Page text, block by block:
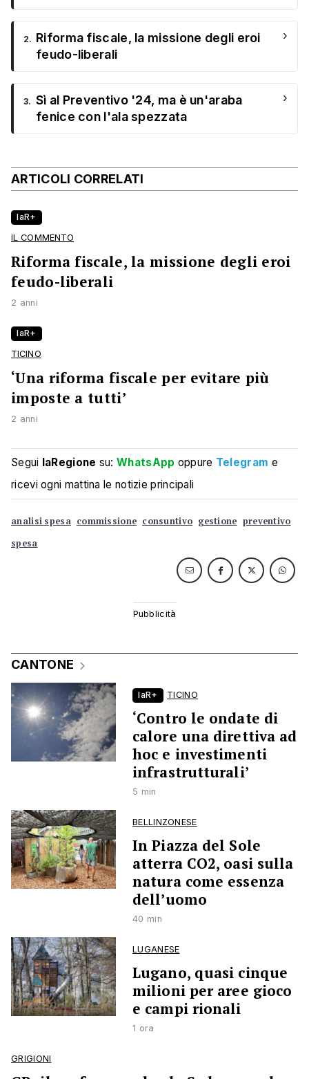
2. Riforma fiscale, la missione degli eroi
feudo-liberali
›
3. Sì al Preventivo '24, ma è un'araba
fenice con l'ala spezzata
›
ARTICOLI CORRELATI
laR+
IL COMMENTO
Riforma fiscale, la missione degli eroi
feudo-liberali
2 anni
laR+
TICINO
‘Una riforma fiscale per evitare più
imposte a tutti’
2 anni
Segui laRegione su:WhatsApp oppure Telegram e
ricevi ogni mattina le notizie principali
analisi spesa commissione consuntivo gestione preventivo
spesa
CANTONE
laR+ TICINO
‘Contro le ondate di
calore una direttiva ad
hoc e investimenti
infrastrutturali’
5 min
BELLINZONESE
In Piazza del Sole
atterra CO2, oasi sulla
natura come essenza
dell’uomo
40 min
LUGANESE
Lugano, quasi cinque
milioni per aree gioco
e campi rionali
1 ora
GRIGIONI